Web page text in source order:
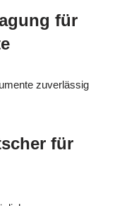
für
zuverlässig
für